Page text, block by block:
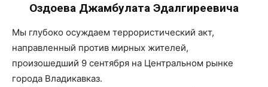
Оздоева Джамбулата Эдалгиреевича
Мы глубоко осуждаем террористический акт,
направленный против мирных жителей,
произошедший 9 сентября на Центральном рынке
города Владикавказ.